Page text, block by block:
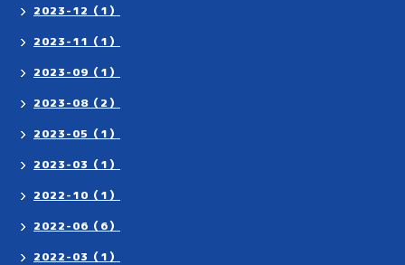
2023-12（1）
2023-11（1）
2023-09（1）
2023-08（2）
2023-05（1）
2023-03（1）
2022-10（1）
2022-06（6）
2022-03（1）